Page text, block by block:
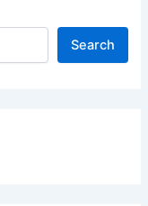
Search